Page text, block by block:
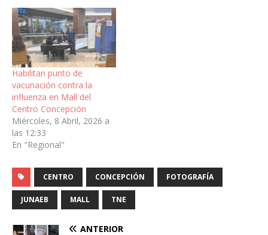
Habilitan punto de
vacunación contra la
influenza en Mall del
Centro Concepción
Miércoles, 8 Abril, 2026 a
las 12:33
En "Regional"
CENTRO CONCEPCIÓN FOTOGRAFÍA
JUNAEB MALL TNE
ANTERIOR